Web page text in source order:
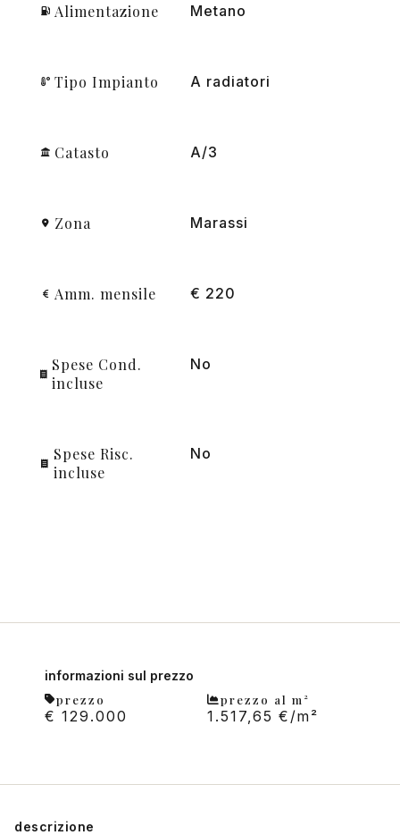
Alimentazione Metano
Tipo Impianto A radiatori
Catasto A/3
Zona Marassi
Amm. mensile € 220
Spese Cond.
incluse
No
Spese Risc.
incluse
No
informazioni sul prezzo
prezzo
€ 129.000
prezzo al m²
1.517,65 €/m²
descrizione